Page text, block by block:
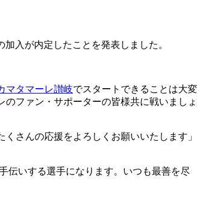
入が内定したことを発表しました。
マタマーレ讃岐でスタートできることは大変
ファン・サポーターの皆様共に戦いましょ
さんの応援をよろしくお願いいたします」
伝いする選手になります。いつも最善を尽